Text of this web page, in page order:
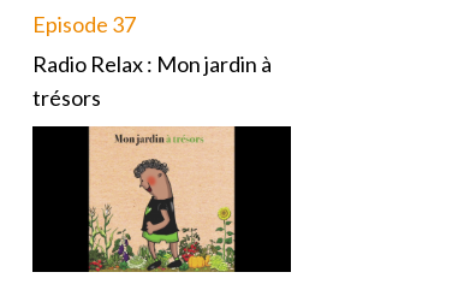
Episode 37
Radio Relax : Mon jardin à
trésors